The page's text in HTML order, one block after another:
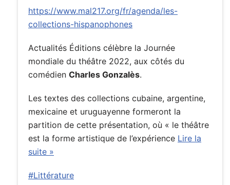
https://www.mal217.org/fr/agenda/les-
collections-hispanophones
Actualités Éditions célèbre la Journée
mondiale du théâtre 2022, aux côtés du
comédien Charles Gonzalès.
Les textes des collections cubaine, argentine,
mexicaine et uruguayenne formeront la
partition de cette présentation, où « le théâtre
est la forme artistique de l’expérience Lire la
suite »
#Littérature